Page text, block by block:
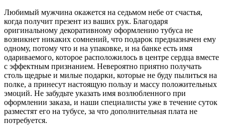
Любимый мужчина окажется на седьмом небе от счастья,
когда получит презент из ваших рук. Благодаря
оригинальному декоративному оформлению тубуса не
возникнет никаких сомнений, что подарок предназначен ему
одному, потому что и на упаковке, и на банке есть имя
одариваемого, которое расположилось в центре сердца вместе
с эффектным признанием. Невероятно приятно получать
столь щедрые и милые подарки, которые не буду пылиться на
полке, а принесут настоящую пользу и массу положительных
эмоций. Не забудьте указать имя возлюбленного при
оформлении заказа, и наши специалисты уже в течение суток
разместят его на тубусе, за что дополнительная плата не
потребуется.